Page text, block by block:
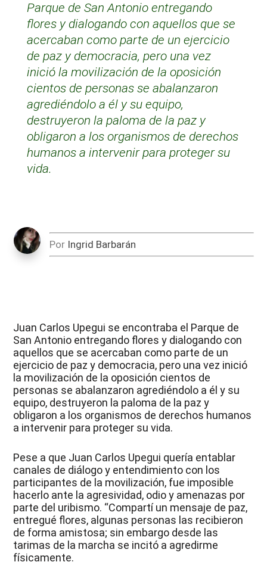
Parque de San Antonio entregando
flores y dialogando con aquellos que se
acercaban como parte de un ejercicio
de paz y democracia, pero una vez
inició la movilización de la oposición
cientos de personas se abalanzaron
agrediéndolo a él y su equipo,
destruyeron la paloma de la paz y
obligaron a los organismos de derechos
humanos a intervenir para proteger su
vida.
Por Ingrid Barbarán
Juan Carlos Upegui se encontraba el Parque de
San Antonio entregando flores y dialogando con
aquellos que se acercaban como parte de un
ejercicio de paz y democracia, pero una vez inició
la movilización de la oposición cientos de
personas se abalanzaron agrediéndolo a él y su
equipo, destruyeron la paloma de la paz y
obligaron a los organismos de derechos humanos
a intervenir para proteger su vida.
Pese a que Juan Carlos Upegui quería entablar
canales de diálogo y entendimiento con los
participantes de la movilización, fue imposible
hacerlo ante la agresividad, odio y amenazas por
parte del uribismo. “Compartí un mensaje de paz,
entregué flores, algunas personas las recibieron
de forma amistosa; sin embargo desde las
tarimas de la marcha se incitó a agredirme
físicamente.